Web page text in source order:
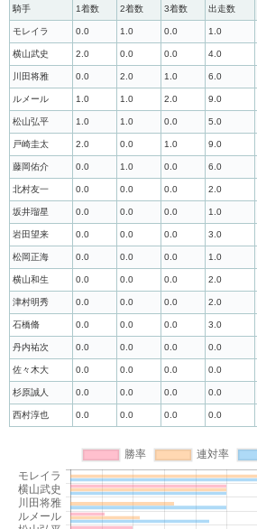
騎手 1着数 2着数 3着数 出走数
モレイラ 0.0 1.0 0.0 1.0
横山武史 2.0 0.0 0.0 4.0
川田将雅 0.0 2.0 1.0 6.0
ルメール 1.0 1.0 2.0 9.0
松山弘平 1.0 1.0 0.0 5.0
戸崎圭太 2.0 0.0 1.0 9.0
藤岡佑介 0.0 1.0 0.0 6.0
北村友一 0.0 0.0 0.0 2.0
坂井瑠星 0.0 0.0 0.0 1.0
岩田望来 0.0 0.0 0.0 3.0
松岡正海 0.0 0.0 0.0 1.0
横山和生 0.0 0.0 0.0 2.0
津村明秀 0.0 0.0 0.0 2.0
石橋脩 0.0 0.0 0.0 3.0
丹内祐次 0.0 0.0 0.0 0.0
佐々木大 0.0 0.0 0.0 0.0
杉原誠人 0.0 0.0 0.0 0.0
西村淳也 0.0 0.0 0.0 0.0